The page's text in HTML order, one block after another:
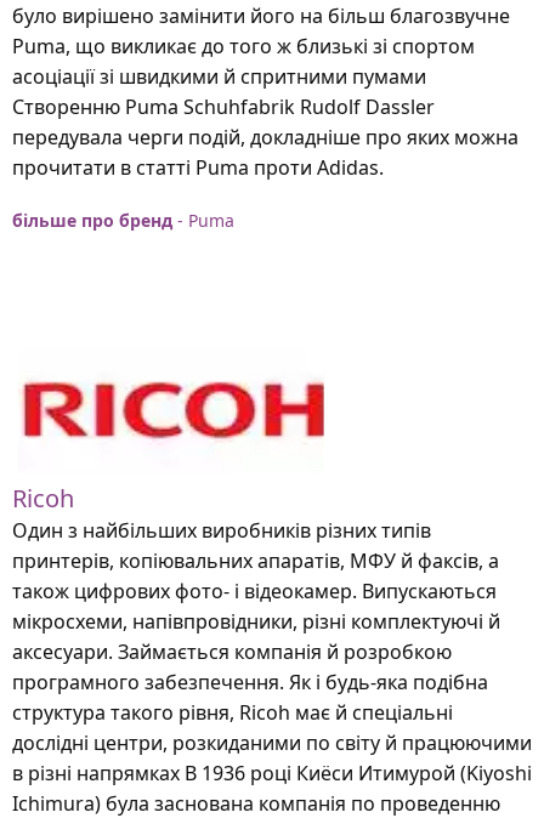
було вирішено замінити його на більш благозвучне
Puma, що викликає до того ж близькі зі спортом
асоціації зі швидкими й спритними пумами
Створенню Puma Schuhfabrik Rudolf Dassler
передувала черги подій, докладніше про яких можна
прочитати в статті Puma проти Adidas.
більше про бренд - Puma
Ricoh
Один з найбільших виробників різних типів
принтерів, копіювальних апаратів, МФУ й факсів, а
також цифрових фото- і відеокамер. Випускаються
мікросхеми, напівпровідники, різні комплектуючі й
аксесуари. Займається компанія й розробкою
програмного забезпечення. Як і будь-яка подібна
структура такого рівня, Ricoh має й спеціальні
дослідні центри, розкиданими по світу й працюючими
в різні напрямках В 1936 році Киёси Итимурой (Kiyoshi
Ichimura) була заснована компанія по проведенню